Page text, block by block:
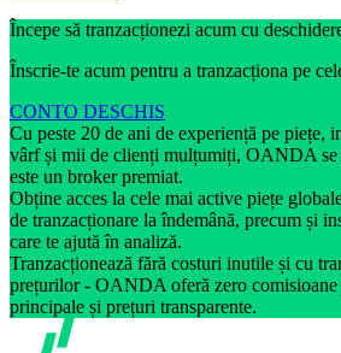
Începe să tranzacționezi acum cu
Înscrie-te acum pentru a tranzacționa pe
CONTO DESCHIS
Cu peste 20 de ani de experiență pe piețe,
vârf și mii de clienți mulțumiți, OANDA se
este un broker premiat.
Obține acces la cele mai active piețe
de tranzacționare la îndemână, precum și
care te ajută în analiză.
Tranzacționează fără costuri inutile și cu
prețurilor - OANDA oferă zero comisioane
principale și prețuri transparente.